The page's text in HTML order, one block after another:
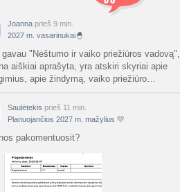
valymas
siksnyteee prieš 2 d.
Šklėrius
mėnesio dvyniai
AgnieskaAdele prieš 2 d.
Jonas
linikea223 prieš 2 d.
Joanna prieš 9 min.
2027 m. vasarinukai🐣
gavau "Nėštumo ir vaiko priežiūros vadovą",
aiškiai aprašyta, yra atskiri skyriai apie
apie žindymą, vaiko priežiūro…
Saulėtekis prieš 11 min.
Planuojančios 2027 m. mažylius 💛
pakomentuosit?